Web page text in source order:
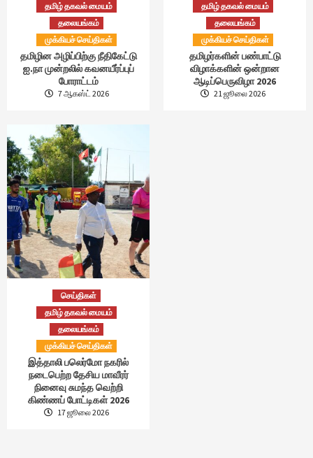
தமிழ் தகவல் மையம்
தலையங்கம்
முக்கியச் செய்திகள்
தமிழின அழிப்பிற்கு நீதிகேட்டு
ஐ.நா முன்றலில் கவனயீர்ப்புப்
போராட்டம்
7 ஆகஸ்ட் 2026
தமிழ் தகவல் மையம்
தலையங்கம்
முக்கியச் செய்திகள்
தமிழர்களின் பண்பாட்டு
விழாக்களின் ஒன்றான
ஆடிப்பெருவிழா 2026
21 ஜூலை 2026
செய்திகள்
தமிழ் தகவல் மையம்
தலையங்கம்
முக்கியச் செய்திகள்
இத்தாலி பலெர்மோ நகரில்
நடைபெற்ற தேசிய மாவீரர்
நினைவு சுமந்த வெற்றி
கிண்ணப் போட்டிகள் 2026
17 ஜூலை 2026